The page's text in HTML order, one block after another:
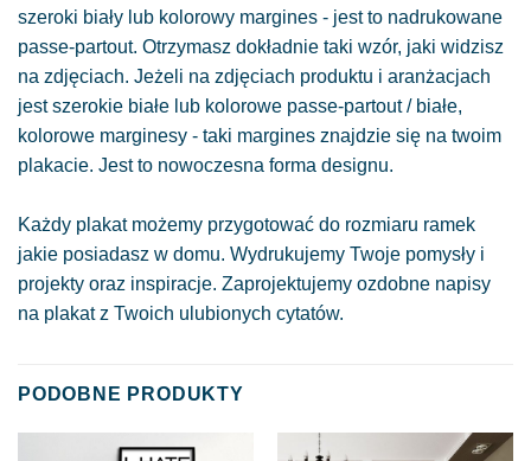
szeroki biały lub kolorowy margines - jest to nadrukowane
passe-partout. Otrzymasz dokładnie taki wzór, jaki widzisz
na zdjęciach. Jeżeli na zdjęciach produktu i aranżacjach
jest szerokie białe lub kolorowe passe-partout / białe,
kolorowe marginesy - taki margines znajdzie się na twoim
plakacie. Jest to nowoczesna forma designu.
Każdy plakat możemy przygotować do rozmiaru ramek
jakie posiadasz w domu. Wydrukujemy Twoje pomysły i
projekty oraz inspiracje. Zaprojektujemy ozdobne napisy
na plakat z Twoich ulubionych cytatów.
PODOBNE PRODUKTY